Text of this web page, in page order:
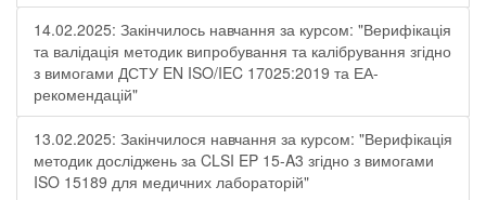
14.02.2025: Закінчилось навчання за курсом: "Верифікація
та валідація методик випробування та калібрування згідно
з вимогами ДСТУ EN ISO/IEC 17025:2019 та ЕА-
рекомендацій"
13.02.2025: Закінчилося навчання за курсом: "Верифікація
методик досліджень за CLSI EP 15-A3 згідно з вимогами
ISO 15189 для медичних лабораторій"